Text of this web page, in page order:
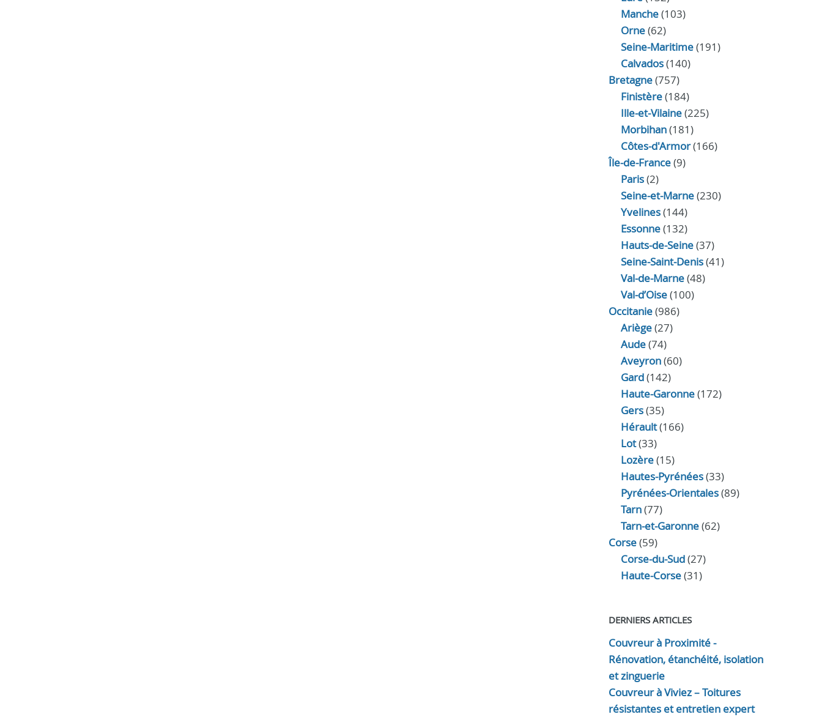
Manche(103)
Orne(62)
Seine-Maritime(191)
Calvados(140)
Bretagne(757)
Finistère(184)
Ille-et-Vilaine(225)
Morbihan(181)
Côtes-d'Armor(166)
Île-de-France(9)
Paris(2)
Seine-et-Marne(230)
Yvelines(144)
Essonne(132)
Hauts-de-Seine(37)
Seine-Saint-Denis(41)
Val-de-Marne(48)
Val-d’Oise(100)
Occitanie(986)
Ariège(27)
Aude(74)
Aveyron(60)
Gard(142)
Haute-Garonne(172)
Gers(35)
Hérault(166)
Lot(33)
Lozère(15)
Hautes-Pyrénées(33)
Pyrénées-Orientales(89)
Tarn(77)
Tarn-et-Garonne(62)
Corse(59)
Corse-du-Sud(27)
Haute-Corse(31)
DERNIERS ARTICLES
Couvreur à Proximité -
Rénovation, étanchéité, isolation
et zinguerie
Couvreur à Viviez – Toitures
résistantes et entretien expert